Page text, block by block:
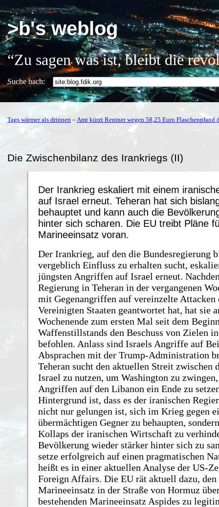
>b's weblog
“Zu sagen was ist, bleibt die
Suche nach:
Tags wärmer als drinnen – Amt kürzt Rentner wegen 58,25 Euro Flaschenpfand
Die Zwischenbilanz des Irankriegs (II)
Der Irankrieg eskaliert mit einem
auf Israel erneut. Teheran hat sich
behauptet und kann auch die
hinter sich scharen. Die EU treibt Pläne
Marineeinsatz voran.
Der Irankrieg, auf den die Bundesregierung
vergeblich Einfluss zu erhalten sucht,
jüngsten Angriffen auf Israel erneut.
Regierung in Teheran in der vergangenen
mit Gegenangriffen auf vereinzelte Attacken
Vereinigten Staaten geantwortet hat, hat sie
Wochenende zum ersten Mal seit dem
Waffenstillstands den Beschuss von Zielen
befohlen. Anlass sind Israels Angriffe auf
Absprachen mit der Trump-Administration
Teheran sucht den aktuellen Streit zwischen
Israel zu nutzen, um Washington zu
Angriffen auf den Libanon ein Ende zu
Hintergrund ist, dass es der iranischen
nicht nur gelungen ist, sich im Krieg gegen
übermächtigen Gegner zu behaupten,
Kollaps der iranischen Wirtschaft zu
Bevölkerung wieder stärker hinter sich zu
setze erfolgreich auf einen pragmatischen
heißt es in einer aktuellen Analyse der US-
Foreign Affairs. Die EU rät aktuell dazu, den
Marineeinsatz in der Straße von Hormuz
bestehenden Marineeinsatz Aspides zu